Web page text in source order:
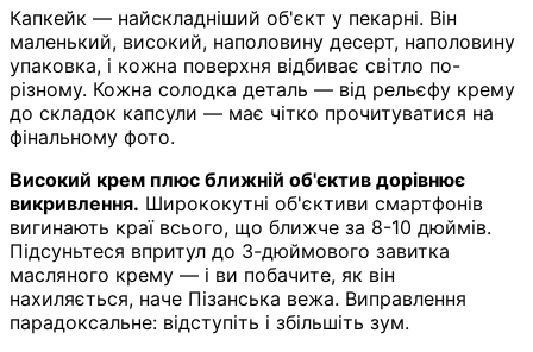
Капкейк — найскладніший об'єкт у пекарні. Він
маленький, високий, наполовину десерт, наполовину
упаковка, і кожна поверхня відбиває світло по-
різному. Кожна солодка деталь — від рельєфу крему
до складок капсули — має чітко прочитуватися на
фінальному фото.
Високий крем плюс ближній об'єктив дорівнює
викривлення. Ширококутні об'єктиви смартфонів
вигинають краї всього, що ближче за 8-10 дюймів.
Підсуньтеся впритул до 3-дюймового завитка
масляного крему — і ви побачите, як він
нахиляється, наче Пізанська вежа. Виправлення
парадоксальне: відступіть і збільшіть зум.